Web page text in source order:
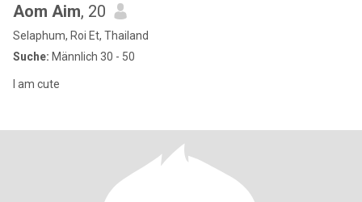
Aom Aim, 20
Selaphum, Roi Et, Thailand
Suche: Männlich 30 - 50
I am cute